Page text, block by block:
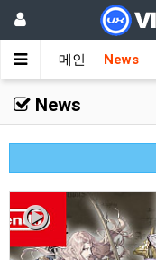
메인 News
News